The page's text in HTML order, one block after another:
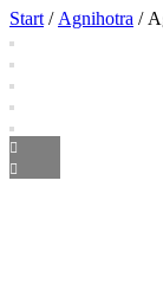
Start / Agnihotra /